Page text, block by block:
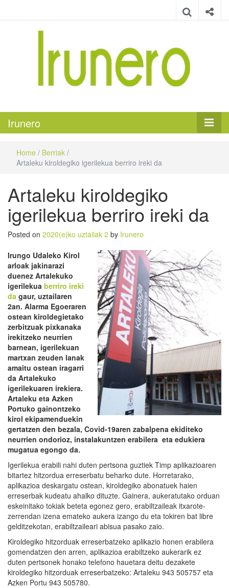
Irunero
Home / Berriak /
Artaleku kiroldegiko igerilekua berriro ireki da
Artaleku kiroldegiko
igerilekua berriro ireki da
Posted on 2020(e)ko uztailak 2 by Irunero
Irungo Udaleko Kirol
arloak jakinarazi
duenez Artalekuko
igerilekua berriro ireki
da gaur, uztailaren
2an. Alarma Egoeraren
ostean kiroldegietako
zerbitzuak pixkanaka
irekitzeko neurrien
barnean, igerilekuan
martxan zeuden lanak
amaitu ostean iragarri
da Artalekuko
igerilekuaren irekiera.
Artaleku eta Azken
Portuko gainontzeko
kirol ekipamenduekin
gertatzen den bezala, Covid-19aren zabalpena ekiditeko
neurrien ondorioz, instalakuntzen erabilera eta edukiera
mugatua egongo da.
Igerilekua erabili nahi duten pertsona guztiek Timp aplikazioaren
bitartez hitzordua erreserbatu beharko dute. Horretarako,
aplikazioa deskargatu ostean, kiroldegiko abonatuek haien
erreserbak kudeatu ahalko dituzte. Gainera, aukeratutako orduan
eskeinitako tokiak beteta egonez gero, erabiltzaileak itxarote-
zerrendan izena emateko aukera izango du eta tokiren bat libre
gelditzekotan, erabiltzaileari abisua pasako zaio.
Kiroldegiko hitzorduak erreserbatzeko aplikazio honen erabilera
gomendatzen den arren, aplikazioa erabiltzeko aukerarik ez
duten pertsonek honako telefono hauetara deitu dezakete
kiroldegiko hitzorduak erreserbatzeko: Artaleku 943 505757 eta
Azken Portu 943 505780.